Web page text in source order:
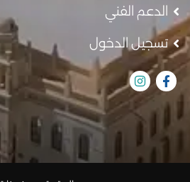
الدعم الفني
تسجيل الدخول